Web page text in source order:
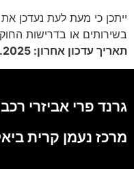
ייתכן כי מעת לעת נעדכן
בשירותים או בדרישות
תאריך עדכון אחרון: 18.08.2025
גרנד פרי אביזרי רכב
מרכז נעמן קרית